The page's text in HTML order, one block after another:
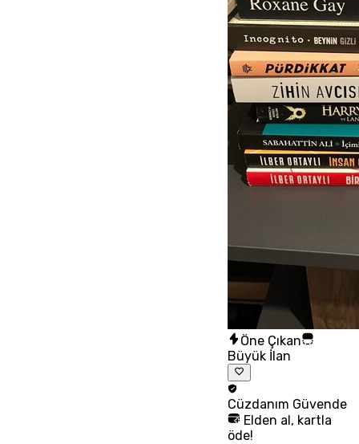
Öne Çıkan
Büyük İlan
Cüzdanım Güvende
Elden al, kartla
öde!